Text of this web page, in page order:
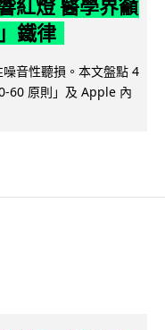
紅燈 醫學界籲
鐵律
音性聽損。本文盤點 4
60 原則」及 Apple 內